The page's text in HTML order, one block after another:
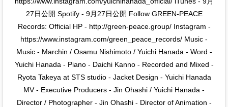
27日公開 Spotify - 9月27日公開 Follow GREEN-PEACE
Records: Official HP - http://green-peace.group/ Instagram -
https://www.instagram.com/green_peace_records/ Music -
Music - Marchin / Osamu Nishimoto / Yuichi Hanada - Word -
Yuichi Hanada - Piano - Daichi Kanno - Recorded and Mixed -
Ryota Takeya at STS studio - Jacket Design - Yuichi Hanada
MV - Executive Producers - Jin Ohashi / Yuichi Hanada -
Director / Photographer - Jin Ohashi - Director of Animation -